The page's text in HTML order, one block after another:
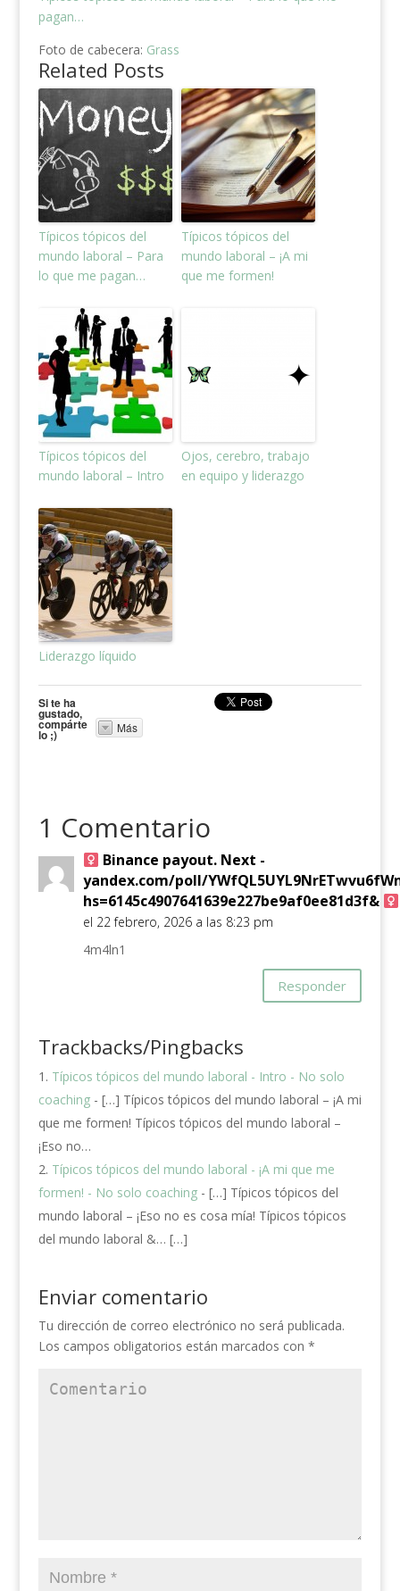
pagan…
Foto de cabecera: Grass
Related Posts
Típicos tópicos del
mundo laboral – Para
lo que me pagan…
Típicos tópicos del
mundo laboral – ¡A mi
que me formen!
Típicos tópicos del
mundo laboral – Intro
Ojos, cerebro, trabajo
en equipo y liderazgo
Liderazgo líquido
Si te ha
gustado,
compárte
lo ;) Más
1 Comentario
Binance payout. Next -
yandex.com/poll/
hs=6145c4907641639e227be9af0ee81d3f& ‍
el 22 febrero, 2026 a las 8:23 pm
4m4ln1
Responder
Trackbacks/Pingbacks
Típicos tópicos del mundo laboral - Intro - No solo
coaching- […] Típicos tópicos del mundo laboral – ¡A mi
que me formen! Típicos tópicos del mundo laboral –
¡Eso no…
Típicos tópicos del mundo laboral - ¡A mi que me
formen! - No solo coaching- […] Típicos tópicos del
mundo laboral – ¡Eso no es cosa mía! Típicos tópicos
del mundo laboral &… […]
Enviar comentario
Tu dirección de correo electrónico no será publicada.
Los campos obligatorios están marcados con *